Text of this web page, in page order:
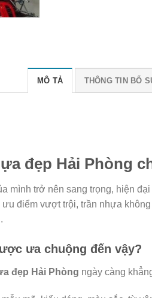
MÔ TẢ THÔNG TIN BỔ
đẹp Hải Phòng
mình trở nên sang trọng, hiện
điểm vượt trội, trần nhựa
ưa chuộng đến vậy?
đẹp Hải Phòng ngày càng